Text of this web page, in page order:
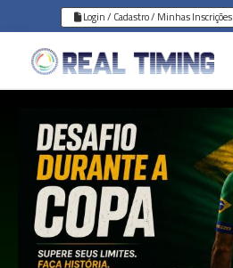
Login / Cadastro / Minhas Inscrições